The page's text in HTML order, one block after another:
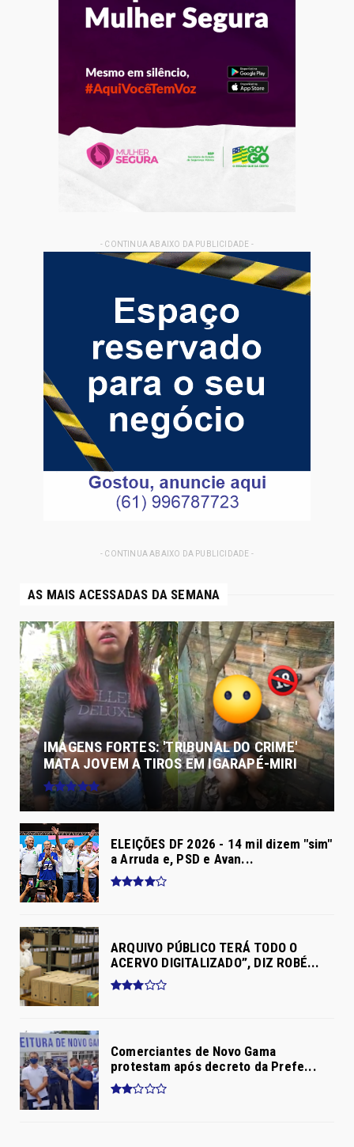
- CONTINUA ABAIXO DA PUBLICIDADE -
- CONTINUA ABAIXO DA PUBLICIDADE -
AS MAIS ACESSADAS DA SEMANA
IMAGENS FORTES: 'TRIBUNAL DO CRIME'
MATA JOVEM A TIROS EM IGARAPÉ-MIRI
ELEIÇÕES DF 2026 - 14 mil dizem "sim"
a Arruda e, PSD e Avan...
ARQUIVO PÚBLICO TERÁ TODO O
ACERVO DIGITALIZADO”, DIZ ROBÉ...
Comerciantes de Novo Gama
protestam após decreto da Prefe...